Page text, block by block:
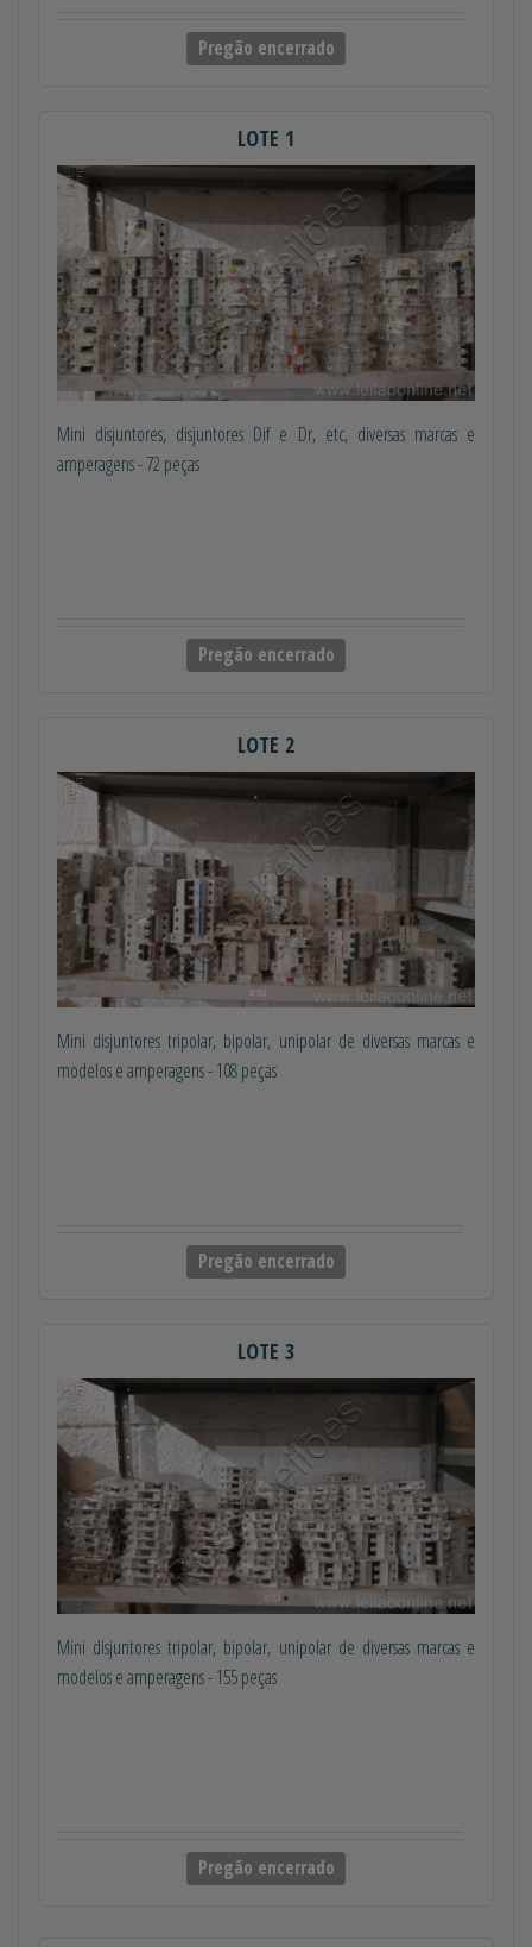
Pregão encerrado
LOTE 1
Mini disjuntores, disjuntores Dif e Dr, etc, diversas marcas e
amperagens - 72 peças
Pregão encerrado
LOTE 2
Mini disjuntores tripolar, bipolar, unipolar de diversas marcas e
modelos e amperagens - 108 peças
Pregão encerrado
LOTE 3
Mini disjuntores tripolar, bipolar, unipolar de diversas marcas e
modelos e amperagens - 155 peças
Pregão encerrado